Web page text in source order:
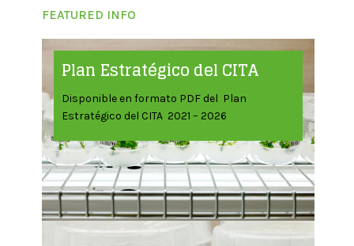
FEATURED INFO
Plan Estratégico del CITA
Disponible en formato PDF del Plan
Estratégico del CITA 2021 – 2026